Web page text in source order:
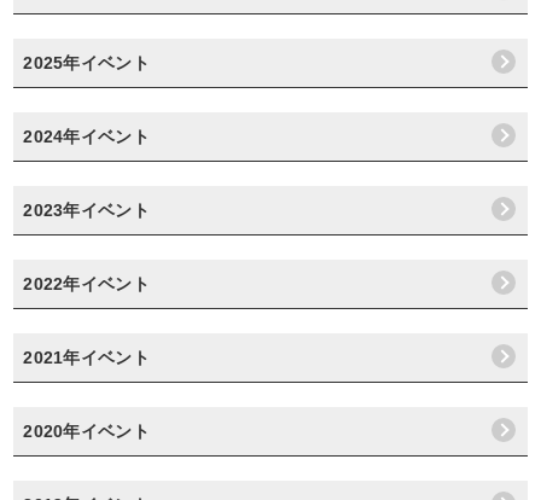
2025年イベント
2024年イベント
2023年イベント
2022年イベント
2021年イベント
2020年イベント